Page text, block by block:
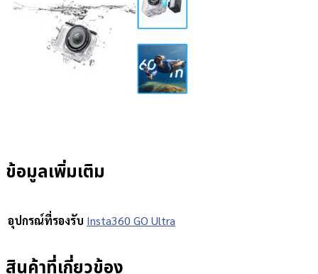
ข้อมูลเพิ่มเติม
อุปกรณ์ที่รองรับ Insta360 GO Ultra
สินค้าที่เกี่ยวข้อง